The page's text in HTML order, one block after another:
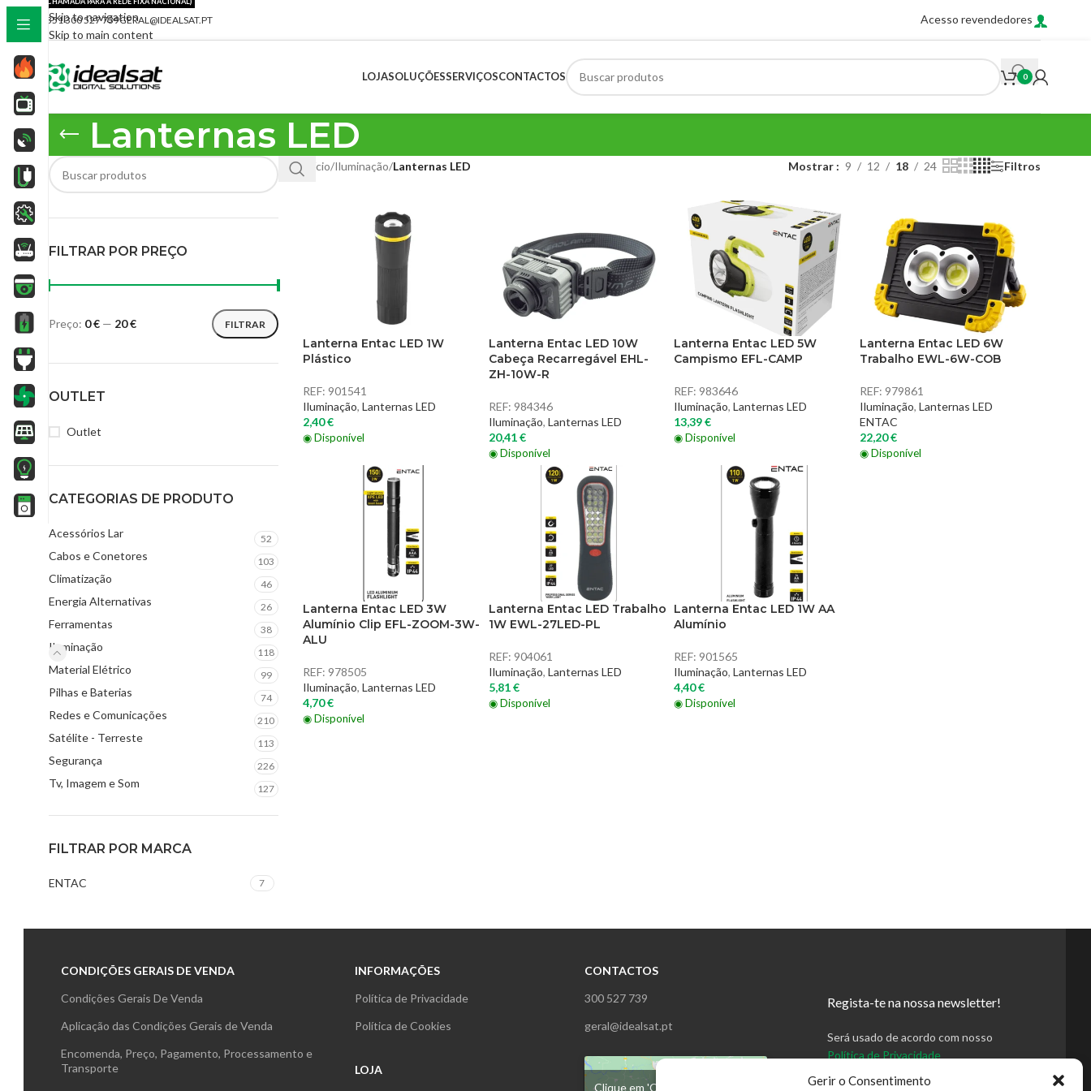
Gerir o Consentimento
Skip to navigation
Skip to main content
+351 300 527 739GERAL@IDEALSAT.PT Acesso revendedores
LOJASOLUÇÕESSERVIÇOSCONTACTOS 0
Lanternas LED
FILTRAR POR PREÇO
FILTRAR
Preço: 0 € — 20 €
OUTLET
Outlet
CATEGORIAS DE PRODUTO
Acessórios Lar 52
Cabos e Conetores 103
Climatização 46
Energia Alternativas 26
Ferramentas 38
Iluminação 118
Material Elétrico 99
Pilhas e Baterias 74
Redes e Comunicações 210
Satélite - Terreste 113
Segurança 226
Tv, Imagem e Som 127
FILTRAR POR MARCA
ENTAC 7
Início/Iluminação/Lanternas LED Mostrar 9 12 18 24 Filtros
Lanterna Entac LED 1W
Plástico
REF: 901541
Iluminação, Lanternas LED
2,40€
◉ Disponível
Lanterna Entac LED 10W
Cabeça Recarregável EHL-
ZH-10W-R
REF: 984346
Iluminação, Lanternas LED
20,41€
◉ Disponível
Lanterna Entac LED 5W
Campismo EFL-CAMP
REF: 983646
Iluminação, Lanternas LED
13,39€
◉ Disponível
Lanterna Entac LED 6W
Trabalho EWL-6W-COB
REF: 979861
Iluminação, Lanternas LED
ENTAC
22,20€
◉ Disponível
Lanterna Entac LED 3W
Alumínio Clip EFL-ZOOM-3W-
ALU
REF: 978505
Iluminação, Lanternas LED
4,70€
◉ Disponível
Lanterna Entac LED Trabalho
1W EWL-27LED-PL
REF: 904061
Iluminação, Lanternas LED
5,81€
◉ Disponível
Lanterna Entac LED 1W AA
Alumínio
REF: 901565
Iluminação, Lanternas LED
4,40€
◉ Disponível
CONDIÇÕES GERAIS DE VENDA
Condições Gerais De Venda
Aplicação das Condições Gerais de Venda
Encomenda, Preço, Pagamento, Processamento e
Transporte
INFORMAÇÕES
Política de Privacidade
Política de Cookies
LOJA
CONTACTOS
300 527 739
geral@idealsat.pt
Clique em 'Concordo' para ativar
Regista-te na nossa newsletter!
Será usado de acordo com nosso
Política de Privacidade